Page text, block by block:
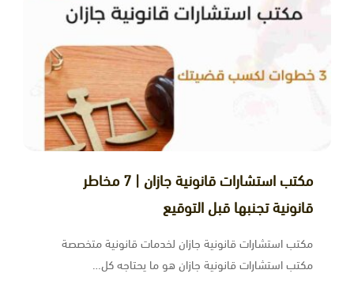
مكتب استشارات قانونية جازان | 7 مخاطر
قانونية تجنبها قبل التوقيع
مكتب استشارات قانونية جازان لخدمات قانونية متخصصة
مكتب استشارات قانونية جازان هو ما يحتاجه كل…